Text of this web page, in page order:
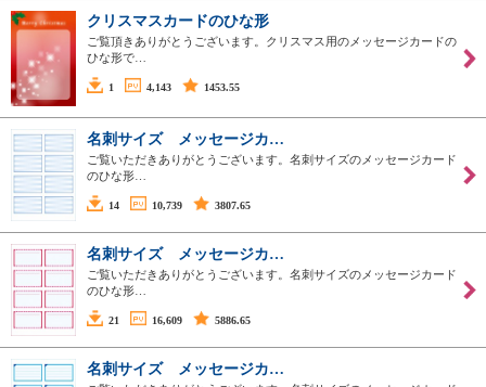
クリスマスカードのひな形
ご覧頂きありがとうございます。クリスマス用のメッセージカードの
ひな形で…
1 4,143 1453.55
名刺サイズ メッセージカ…
ご覧いただきありがとうございます。名刺サイズのメッセージカード
のひな形…
14 10,739 3807.65
名刺サイズ メッセージカ…
ご覧いただきありがとうございます。名刺サイズのメッセージカード
のひな形…
21 16,609 5886.65
名刺サイズ メッセージカ…